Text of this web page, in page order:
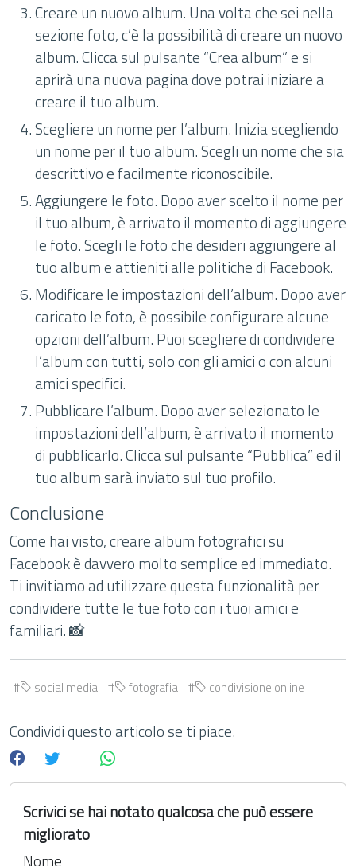
Creare un nuovo album. Una volta che sei nella
sezione foto, c’è la possibilità di creare un nuovo
album. Clicca sul pulsante “Crea album” e si
aprirà una nuova pagina dove potrai iniziare a
creare il tuo album.
Scegliere un nome per l’album. Inizia scegliendo
un nome per il tuo album. Scegli un nome che sia
descrittivo e facilmente riconoscibile.
Aggiungere le foto. Dopo aver scelto il nome per
il tuo album, è arrivato il momento di aggiungere
le foto. Scegli le foto che desideri aggiungere al
tuo album e attieniti alle politiche di Facebook.
Modificare le impostazioni dell’album. Dopo aver
caricato le foto, è possibile configurare alcune
opzioni dell’album. Puoi scegliere di condividere
l’album con tutti, solo con gli amici o con alcuni
amici specifici.
Pubblicare l’album. Dopo aver selezionato le
impostazioni dell’album, è arrivato il momento
di pubblicarlo. Clicca sul pulsante “Pubblica” ed il
tuo album sarà inviato sul tuo profilo.
Conclusione
Come hai visto, creare album fotografici su
Facebook è davvero molto semplice ed immediato.
Ti invitiamo ad utilizzare questa funzionalità per
condividere tutte le tue foto con i tuoi amici e
familiari. 📸
social media fotografia condivisione online
Condividi questo articolo se ti piace.
Scrivici se hai notato qualcosa che può essere
migliorato
Nome